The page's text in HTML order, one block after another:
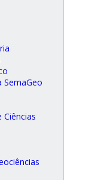
SemaGeo